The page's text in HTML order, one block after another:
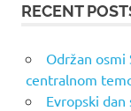
RECENT
Održan osmi
centralnom
Evropski